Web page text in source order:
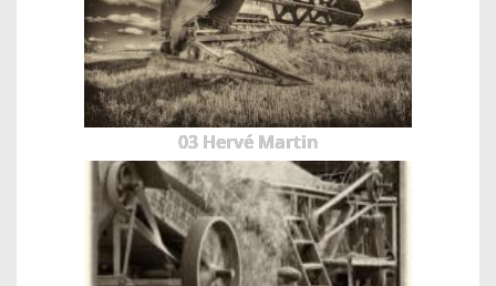
03 Hervé Martin